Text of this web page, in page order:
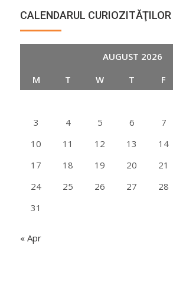
CALENDARUL CURIOZITĂŢILOR
AUGUST 2026
M
T W T F
3
4 5 6 7
10
11 12 13 14
17
18 19 20 21
24
25 26 27 28
31
« Apr